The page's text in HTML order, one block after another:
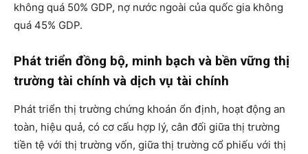
không quá 50% GDP, nợ nước ngoài của quốc gia không
quá 45% GDP.
Phát triển đồng bộ, minh bạch và bền vững thị
trường tài chính và dịch vụ tài chính
Phát triển thị trường chứng khoán ổn định, hoạt động an
toàn, hiệu quả, có cơ cấu hợp lý, cân đối giữa thị trường
tiền tệ với thị trường vốn, giữa thị trường cổ phiếu với thị